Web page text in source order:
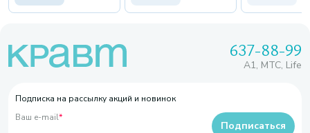
637-88-99
A1, МТС, Life
Подписка на рассылку акций и новинок
Ваш e-mail*
Подписаться